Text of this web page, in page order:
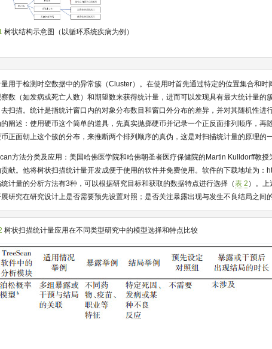
树状结构示意图（以循环系统疾病为例）
用于检测时空数据中的异常簇（Cluster）。在使用时首先通过特定的位置集合和
数（如发病或死亡人数）和期望数来获得统计量，进而可以发现具有最大统计量的
去扫描。统计是指统计窗口内的对象分布数目和窗口外分布的差异，并对其随机性进
阐述：使用硬币这个简单的道具，先真实抛掷硬币并记录一个正反面排列顺序，再
正面朝上这个簇的分布，来推断两个排列顺序的真伪，这是对扫描统计量的原理的
方法分类及应用：美国哈佛医学院和哈佛朝圣者医疗保健院的Martin Kulldorff教授
献。他将树状扫描统计量开发成便于使用的软件并免费使用。软件的下载地址为：
计量的分析方法有3种，可以根据研究目标和获取的数据特点进行选择（表 2 ）。
研究在研究设计上是否需要预先设置对照；是否关注暴露出现与发生不良结局之间
树状扫描统计量应用在不同类型研究中的模型选择和特点比较